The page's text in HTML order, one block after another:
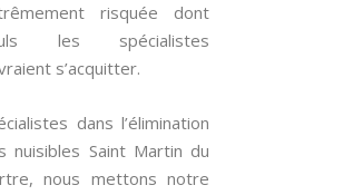
risquée dont
les spécialistes
s’acquitter.
dans l’élimination
nuisibles Saint Martin du
nous mettons notre